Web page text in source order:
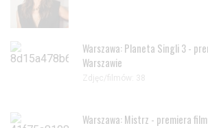
Warszawa: Planeta Singli 3 -
Warszawie
Zdjęc/filmów: 38
Warszawa: Mistrz - premiera